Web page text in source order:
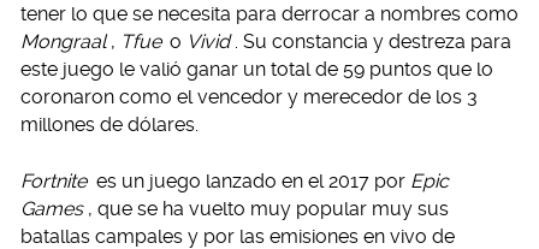
tener lo que se necesita para derrocar a nombres como
Mongraal , Tfue o Vivid . Su constancia y destreza para
este juego le valió ganar un total de 59 puntos que lo
coronaron como el vencedor y merecedor de los 3
millones de dólares.
Fortnite es un juego lanzado en el 2017 por Epic
Games , que se ha vuelto muy popular muy sus
batallas campales y por las emisiones en vivo de